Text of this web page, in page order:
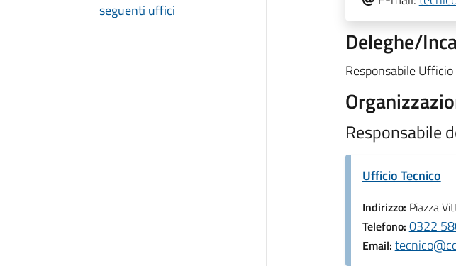
seguenti uffici
Deleghe/
Responsabile
Responsabile
Ufficio Tecnico
Indirizzo: Piazza
Telefono: 0322
Email: